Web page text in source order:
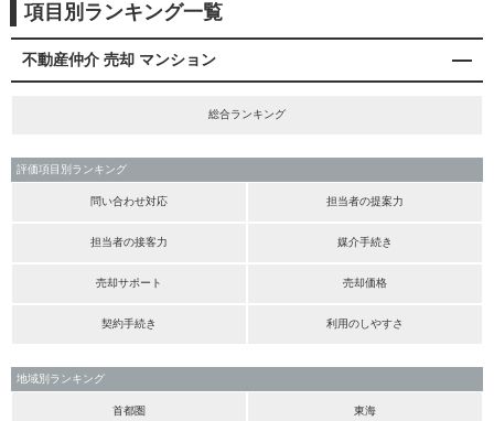
項目別ランキング一覧
不動産仲介 売却 マンション
総合ランキング
評価項目別ランキング
問い合わせ対応 担当者の提案力
担当者の接客力 媒介手続き
売却サポート 売却価格
契約手続き 利用のしやすさ
地域別ランキング
首都圏 東海